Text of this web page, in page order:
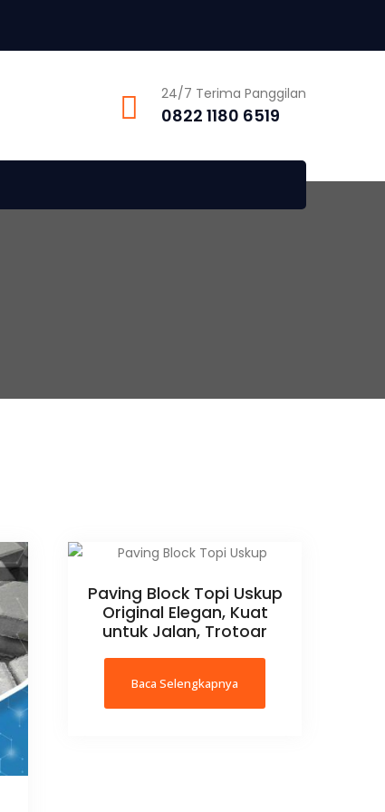
24/7 Terima Panggilan
0822 1180 6519
Paving Block Topi Uskup
Original Elegan, Kuat
untuk Jalan, Trotoar
Baca Selengkapnya